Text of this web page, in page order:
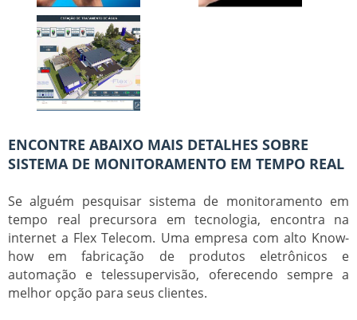
ENCONTRE ABAIXO MAIS DETALHES SOBRE
SISTEMA DE MONITORAMENTO EM TEMPO REAL
Se alguém pesquisar sistema de monitoramento em
tempo real precursora em tecnologia, encontra na
internet a Flex Telecom. Uma empresa com alto Know-
how em fabricação de produtos eletrônicos e
automação e telessupervisão, oferecendo sempre a
melhor opção para seus clientes.